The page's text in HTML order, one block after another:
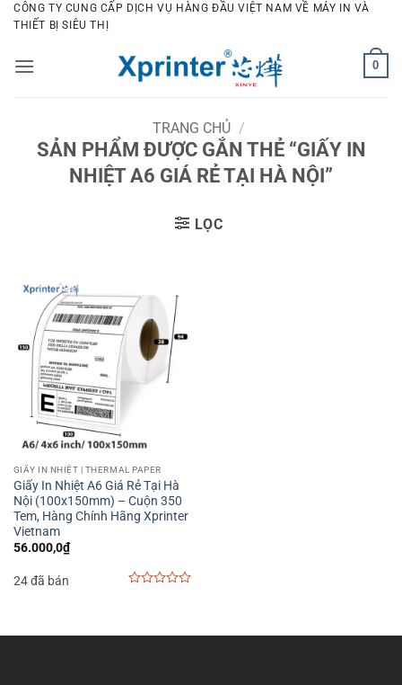
Bỏ
qua
dung
CÔNG TY CUNG CẤP DỊCH VỤ HÀNG ĐẦU VIỆT NAM VỀ MÁY IN VÀ
THIẾT BỊ SIÊU THỊ
0
TRANG CHỦ /
SẢN PHẨM ĐƯỢC GẮN THẺ “GIẤY IN
NHIỆT A6 GIÁ RẺ TẠI HÀ NỘI”
LỌC
GIẤY IN NHIỆT | THERMAL PAPER
Giấy In Nhiệt A6 Giá Rẻ Tại Hà
Nội (100x150mm) – Cuộn 350
Tem, Hàng Chính Hãng Xprinter
Vietnam
56.000,0₫
24 đã bán
5